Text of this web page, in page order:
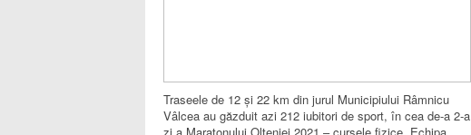
Traseele de 12 și 22 km din jurul Municipiului Râmnicu
Vâlcea au găzduit azi 212 iubitori de sport, în cea de-a 2-a